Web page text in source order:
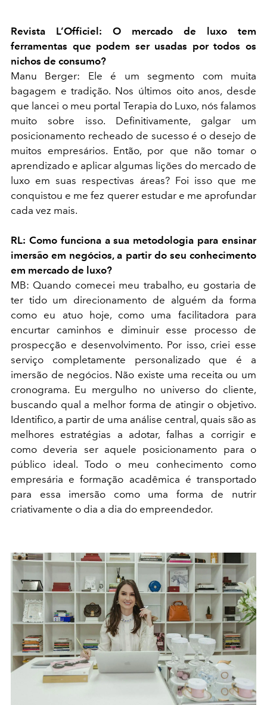
Revista L’Officiel: O mercado de luxo tem
ferramentas que podem ser usadas por todos os
nichos de consumo?
Manu Berger: Ele é um segmento com muita
bagagem e tradição. Nos últimos oito anos, desde
que lancei o meu portal Terapia do Luxo, nós falamos
muito sobre isso. Definitivamente, galgar um
posicionamento recheado de sucesso é o desejo de
muitos empresários. Então, por que não tomar o
aprendizado e aplicar algumas lições do mercado de
luxo em suas respectivas áreas? Foi isso que me
conquistou e me fez querer estudar e me aprofundar
cada vez mais.
RL: Como funciona a sua metodologia para ensinar
imersão em negócios, a partir do seu conhecimento
em mercado de luxo?
MB: Quando comecei meu trabalho, eu gostaria de
ter tido um direcionamento de alguém da forma
como eu atuo hoje, como uma facilitadora para
encurtar caminhos e diminuir esse processo de
prospecção e desenvolvimento. Por isso, criei esse
serviço completamente personalizado que é a
imersão de negócios. Não existe uma receita ou um
cronograma. Eu mergulho no universo do cliente,
buscando qual a melhor forma de atingir o objetivo.
Identifico, a partir de uma análise central, quais são as
melhores estratégias a adotar, falhas a corrigir e
como deveria ser aquele posicionamento para o
público ideal. Todo o meu conhecimento como
empresária e formação acadêmica é transportado
para essa imersão como uma forma de nutrir
criativamente o dia a dia do empreendedor.